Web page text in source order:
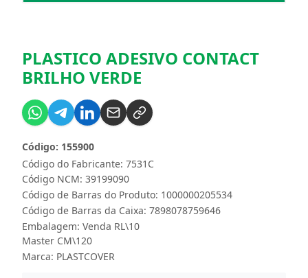
PLASTICO ADESIVO CONTACT
BRILHO VERDE
Código do Fabricante: 7531C
Código: 155900
Código NCM: 39199090
Código de Barras do Produto: 1000000205534
Código de Barras da Caixa: 7898078759646
Embalagem: Venda RL\10
Master CM\120
Marca: PLASTCOVER